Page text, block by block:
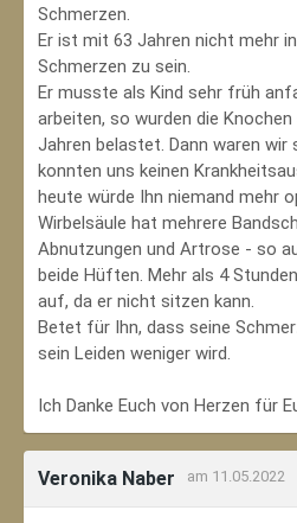
Schmerzen.
Er ist mit 63 Jahren nicht mehr
Schmerzen zu sein.
Er musste als Kind sehr früh
arbeiten, so wurden die
Jahren belastet. Dann waren wir
konnten uns keinen
heute würde Ihn niemand mehr
Wirbelsäule hat mehrere
Abnutzungen und Artrose - so
beide Hüften. Mehr als 4
auf, da er nicht sitzen kann.
Betet für Ihn, dass seine
sein Leiden weniger wird.
Ich Danke Euch von Herzen für
Veronika Naber am 11.05.2022